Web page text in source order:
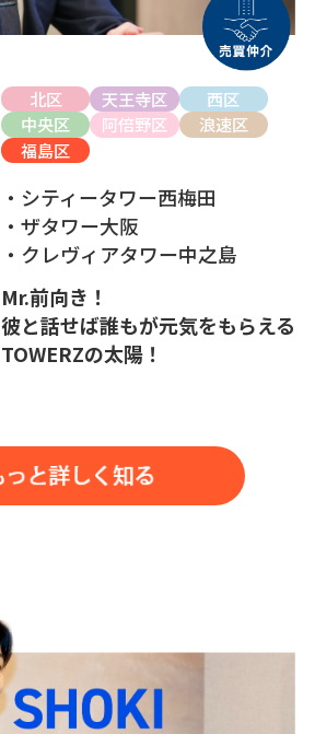
北区 天王寺区
西区
中央区
阿倍野区
浪速区
福島区
・シティータワー西梅田
・ザタワー大阪
・クレヴィアタワー中之島
Mr.前向き！
彼と話せば誰もが元気をもらえる
TOWERZの太陽！